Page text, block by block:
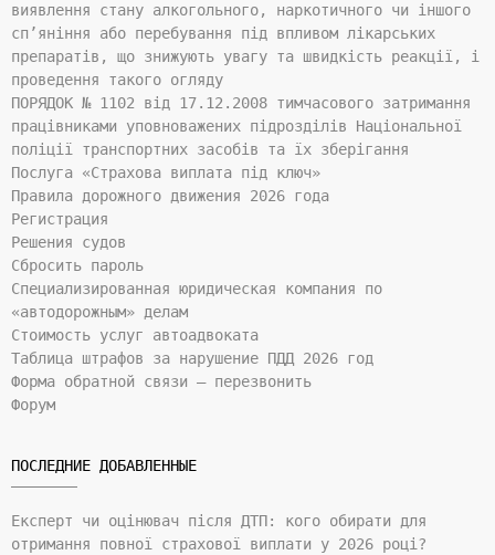
виявлення стану алкогольного, наркотичного чи іншого
сп’яніння або перебування під впливом лікарських
препаратів, що знижують увагу та швидкість реакції, і
проведення такого огляду
ПОРЯДОК № 1102 від 17.12.2008 тимчасового затримання
працівниками уповноважених підрозділів Національної
поліції транспортних засобів та їх зберігання
Послуга «Страхова виплата під ключ»
Правила дорожного движения 2026 года
Регистрация
Решения судов
Сбросить пароль
Специализированная юридическая компания по
«автодорожным» делам
Стоимость услуг автоадвоката
Таблица штрафов за нарушение ПДД 2026 год
Форма обратной связи — перезвонить
Форум
ПОСЛЕДНИЕ ДОБАВЛЕННЫЕ
Експерт чи оцінювач після ДТП: кого обирати для
отримання повної страхової виплати у 2026 році?